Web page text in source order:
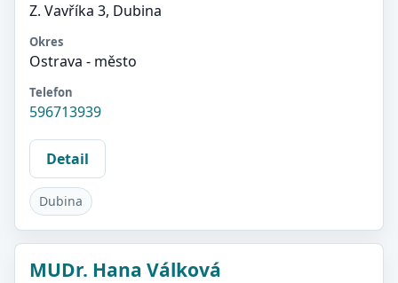
Z. Vavříka 3, Dubina
Okres
Ostrava - město
Telefon
596713939
Detail
Dubina
MUDr. Hana Válková